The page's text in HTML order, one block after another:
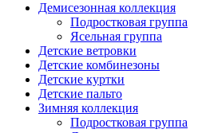
Демисезонная коллекция
Подростковая группа
Ясельная группа
Детские ветровки
Детские комбинезоны
Детские куртки
Детские пальто
Зимняя коллекция
Подростковая группа